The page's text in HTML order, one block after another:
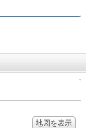
地図を表示